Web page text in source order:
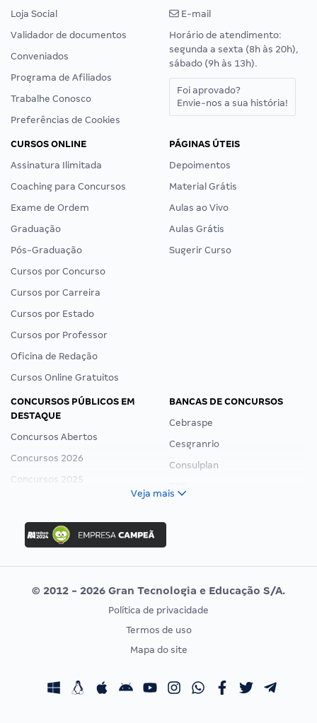
Loja Social
Validador de documentos
Conveniados
Programa de Afiliados
Trabalhe Conosco
Preferências de Cookies
E-mail
Horário de atendimento:
segunda a sexta (8h às 20h),
sábado (9h às 13h).
Foi aprovado?
Envie-nos a sua história!
CURSOS ONLINE
Assinatura Ilimitada
Coaching para Concursos
Exame de Ordem
Graduação
Pós-Graduação
Cursos por Concurso
Cursos por Carreira
Cursos por Estado
Cursos por Professor
Oficina de Redação
Cursos Online Gratuitos
PÁGINAS ÚTEIS
Depoimentos
Material Grátis
Aulas ao Vivo
Aulas Grátis
Sugerir Curso
CONCURSOS PÚBLICOS EM
DESTAQUE
Concursos Abertos
Concursos 2026
Concursos 2025
Concurso Ibama
Concurso MPU
Editais publicados
BANCAS DE CONCURSOS
Cebraspe
Cesgranrio
Consulplan
Vunesp
CONCURSOS POR PROFISSÃO
Concursos Fiscais
EXAME DE ORDEM
Calendário OAB
Veja mais
© 2012 - 2026 Gran Tecnologia e Educação S/A.
Política de privacidade
Termos de uso
Mapa do site